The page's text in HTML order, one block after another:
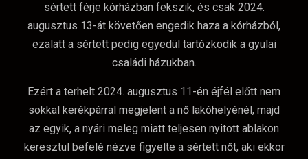
sértett férje kórházban fekszik, és csak 2024.
augusztus 13-át követően engedik haza a kórházból,
ezalatt a sértett pedig egyedül tartózkodik a gyulai
családi házukban.
Ezért a terhelt 2024. augusztus 11-én éjfél előtt nem
sokkal kerékpárral megjelent a nő lakóhelyénél, majd
az egyik, a nyári meleg miatt teljesen nyitott ablakon
keresztül befelé nézve figyelte a sértett nőt, aki ekkor